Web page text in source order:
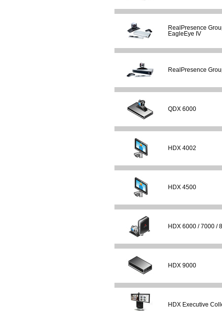
RealPresence
EagleEye IV
RealPresence
QDX 6000
HDX 4002
HDX 4500
HDX 6000 / 7000 /
HDX 9000
HDX Executive